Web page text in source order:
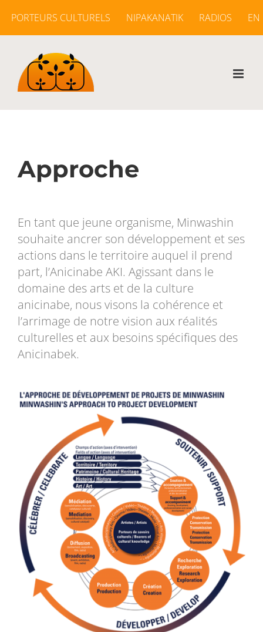
au
contenu
PORTEURS CULTURELS NIPAKANATIK RADIOS EN
Approche
En tant que jeune organisme, Minwashin
souhaite ancrer son développement et ses
actions dans le territoire auquel il prend
part, l’Anicinabe AKI. Agissant dans le
domaine des arts et de la culture
anicinabe, nous visons la cohérence et
l’arrimage de notre vision aux réalités
culturelles et aux besoins spécifiques des
Anicinabek.